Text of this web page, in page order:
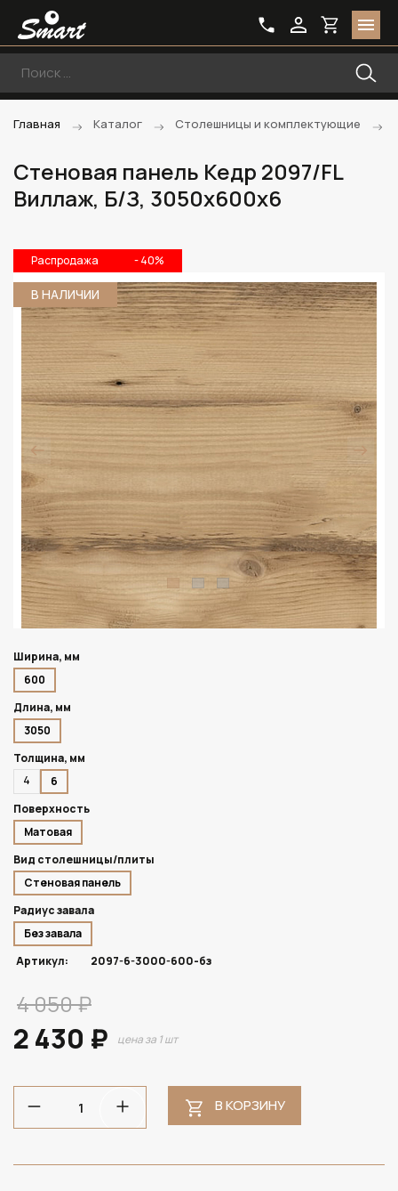
Главная Каталог Столешницы и комплектующие
Стеновая панель Кедр 2097/FL
Виллаж, Б/З, 3050х600х6
Распродажа - 40%
В НАЛИЧИИ
Ширина, мм
600
Длина, мм
3050
Толщина, мм
4
6
Поверхность
Матовая
Вид столешницы/плиты
Стеновая панель
Радиус завала
Без завала
Артикул:
2097-6-3000-600-бз
4 050 ₽
2 430 ₽ цена за 1 шт
В КОРЗИНУ